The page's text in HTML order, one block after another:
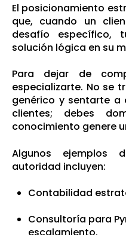
El posicionamiento
que, cuando un
desafío específico,
solución lógica en su
Para dejar de
especializarte. No se
genérico y sentarte a
clientes; debes
conocimiento genere
Algunos ejemplos
autoridad incluyen:
Contabilidad
Consultoría para